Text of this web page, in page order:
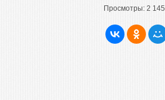
Просмотры: 2 145